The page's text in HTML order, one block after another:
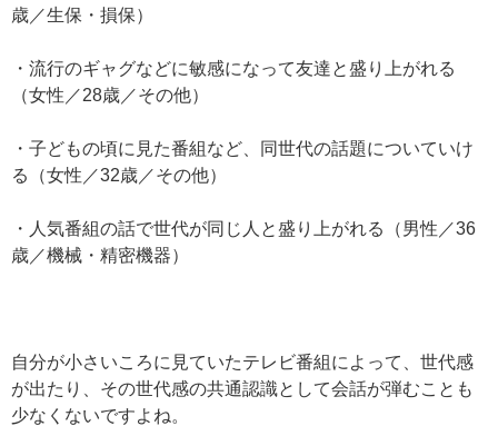
歳／生保・損保）
・流行のギャグなどに敏感になって友達と盛り上がれる
（女性／28歳／その他）
・子どもの頃に見た番組など、同世代の話題についていけ
る（女性／32歳／その他）
・人気番組の話で世代が同じ人と盛り上がれる（男性／36
歳／機械・精密機器）
自分が小さいころに見ていたテレビ番組によって、世代感
が出たり、その世代感の共通認識として会話が弾むことも
少なくないですよね。